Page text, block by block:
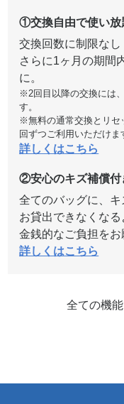
①交換自由で使い放
交換回数に制限なし
さらに1ヶ月の期間
に。
※2回目以降の交換には
す。
※無料の通常交換とリセ
回ずつご利用いただけま
詳しくはこちら
②安心のキズ補償付
全てのバッグに、キ
お貸出できなくなる
金銭的なご負担をお
詳しくはこちら
全ての機